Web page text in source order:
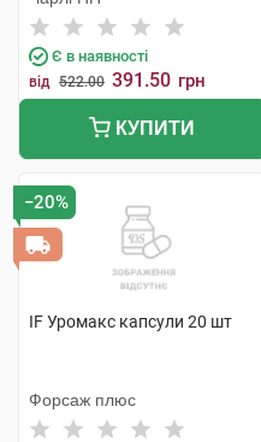
Є в наявності
від 522.00 391.50 грн
КУПИТИ
−20%
IF Уромакс капсули 20 шт
Форсаж плюс